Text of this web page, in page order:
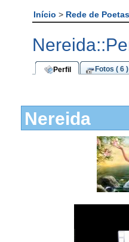
Início > Rede de Poetas
Perfil Fotos ( 6 )
Nereida